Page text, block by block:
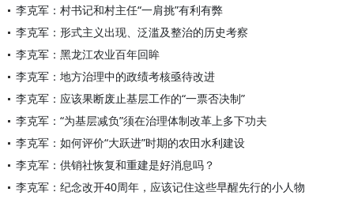
李克军：村书记和村主任“一肩挑”有利有弊
李克军：形式主义出现、泛滥及整治的历史考察
李克军：黑龙江农业百年回眸
李克军：地方治理中的政绩考核亟待改进
李克军：应该果断废止基层工作的“一票否决制”
李克军：“为基层减负”须在治理体制改革上多下功夫
李克军：如何评价“大跃进”时期的农田水利建设
李克军：供销社恢复和重建是好消息吗？
李克军：纪念改开40周年，应该记住这些早醒先行的小人物